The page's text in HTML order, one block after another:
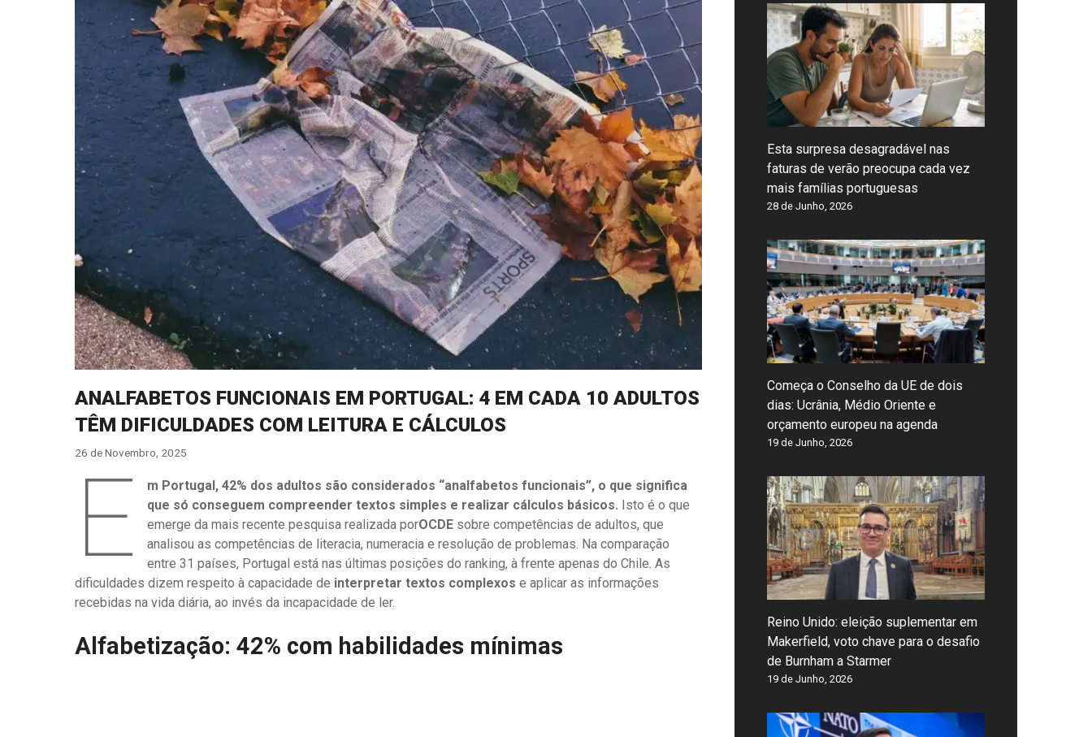
ANALFABETOS FUNCIONAIS EM PORTUGAL: 4 EM CADA 10 ADULTOS
TÊM DIFICULDADES COM LEITURA E CÁLCULOS
26 de Novembro, 2025
E
m Portugal, 42% dos adultos são considerados “analfabetos funcionais”, o que significa
que só conseguem compreender textos simples e realizar cálculos básicos. Isto é o que
emerge da mais recente pesquisa realizada porOCDE sobre competências de adultos, que
analisou as competências de literacia, numeracia e resolução de problemas. Na comparação
entre 31 países, Portugal está nas últimas posições do ranking, à frente apenas do Chile. As
dificuldades dizem respeito à capacidade de interpretar textos complexos e aplicar as informações
recebidas na vida diária, ao invés da incapacidade de ler.
Alfabetização: 42% com habilidades mínimas
Esta surpresa desagradável nas
faturas de verão preocupa cada vez
mais famílias portuguesas
28 de Junho, 2026
Começa o Conselho da UE de dois
dias: Ucrânia, Médio Oriente e
orçamento europeu na agenda
19 de Junho, 2026
Reino Unido: eleição suplementar em
Makerfield, voto chave para o desafio
de Burnham a Starmer
19 de Junho, 2026